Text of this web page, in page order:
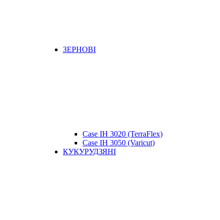
ЗЕРНОВІ
Case IH 3020 (TerraFlex)
Case IH 3050 (Varicut)
КУКУРУДЗЯНІ